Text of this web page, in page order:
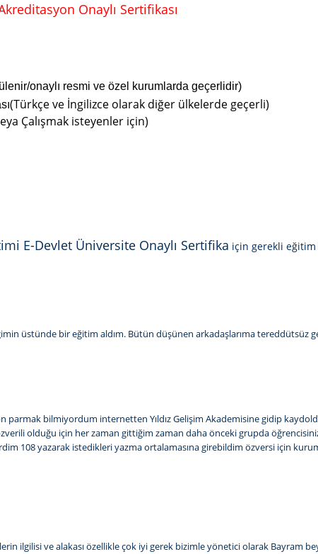
Onaylı Sertifikası
onaylı resmi ve özel kurumlarda geçerlidir)
(Türkçe ve İngilizce olarak diğer ülkelerde geçerli)
Çalışmak isteyenler için)
E-Devlet Üniversite Onaylı Sertifika için gerekli
üstünde bir eğitim aldım. Bütün düşünen arkadaşlarıma tereddütsüz
parmak bilmiyordum internetten Yıldız Gelişim Akademisine gidip
olduğu için her zaman gittiğim zaman daha önceki grupda
108 yazarak istedikleri yazma ortalamasına girebildim özversi için
ilgilisi ve alakası özellikle çok iyi gerek bizimle yönetici olarak Bayram